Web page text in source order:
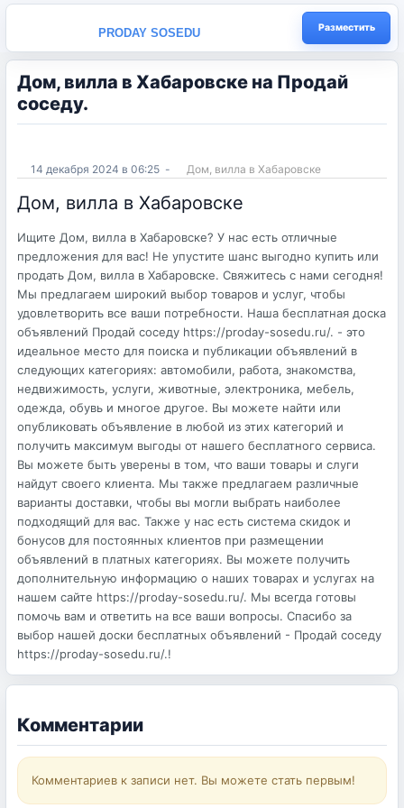
PRODAY SOSEDU Разместить
Дом, вилла в Хабаровске на Продай
соседу.
14 декабря 2024 в 06:25 - Дом, вилла в Хабаровске
Дом, вилла в Хабаровске
Ищите Дом, вилла в Хабаровске? У нас есть отличные
предложения для вас! Не упустите шанс выгодно купить или
продать Дом, вилла в Хабаровске. Свяжитесь с нами сегодня!
Мы предлагаем широкий выбор товаров и услуг, чтобы
удовлетворить все ваши потребности. Наша бесплатная доска
объявлений Продай соседу https://proday-sosedu.ru/. - это
идеальное место для поиска и публикации объявлений в
следующих категориях: автомобили, работа, знакомства,
недвижимость, услуги, животные, электроника, мебель,
одежда, обувь и многое другое. Вы можете найти или
опубликовать объявление в любой из этих категорий и
получить максимум выгоды от нашего бесплатного сервиса.
Вы можете быть уверены в том, что ваши товары и слуги
найдут своего клиента. Мы также предлагаем различные
варианты доставки, чтобы вы могли выбрать наиболее
подходящий для вас. Также у нас есть система скидок и
бонусов для постоянных клиентов при размещении
объявлений в платных категориях. Вы можете получить
дополнительную информацию о наших товарах и услугах на
нашем сайте https://proday-sosedu.ru/. Мы всегда готовы
помочь вам и ответить на все ваши вопросы. Спасибо за
выбор нашей доски бесплатных объявлений - Продай соседу
https://proday-sosedu.ru/.!
Комментарии
Комментариев к записи нет. Вы можете стать первым!